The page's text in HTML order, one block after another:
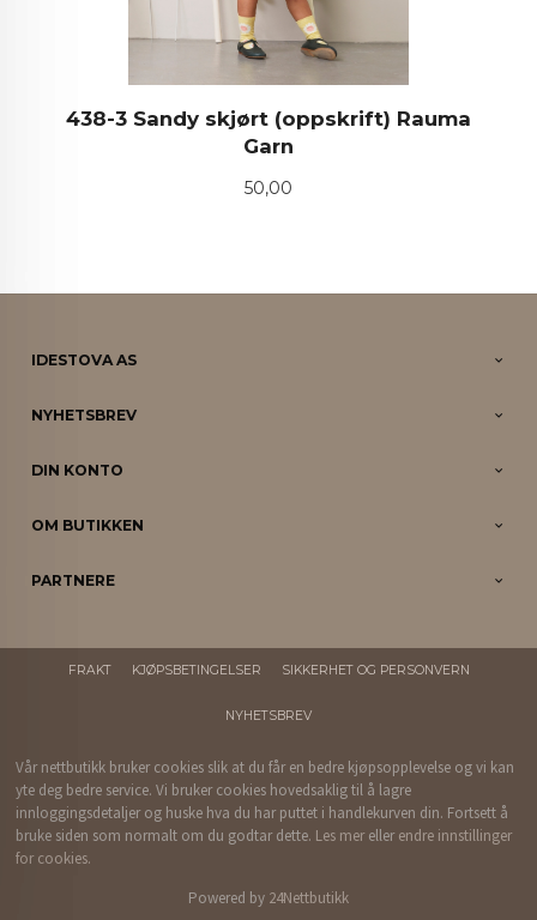
438-3 Sandy skjørt (oppskrift) Rauma
Garn
Pris
50,00
IDESTOVA AS
NYHETSBREV
DIN KONTO
OM BUTIKKEN
PARTNERE
FRAKT KJØPSBETINGELSER SIKKERHET OG PERSONVERN
NYHETSBREV
Vår nettbutikk bruker cookies slik at du får en bedre kjøpsopplevelse og vi kan
yte deg bedre service. Vi bruker cookies hovedsaklig til å lagre
innloggingsdetaljer og huske hva du har puttet i handlekurven din. Fortsett å
bruke siden som normalt om du godtar dette. Les mer eller endre innstillinger
for cookies.
Powered by 24Nettbutikk